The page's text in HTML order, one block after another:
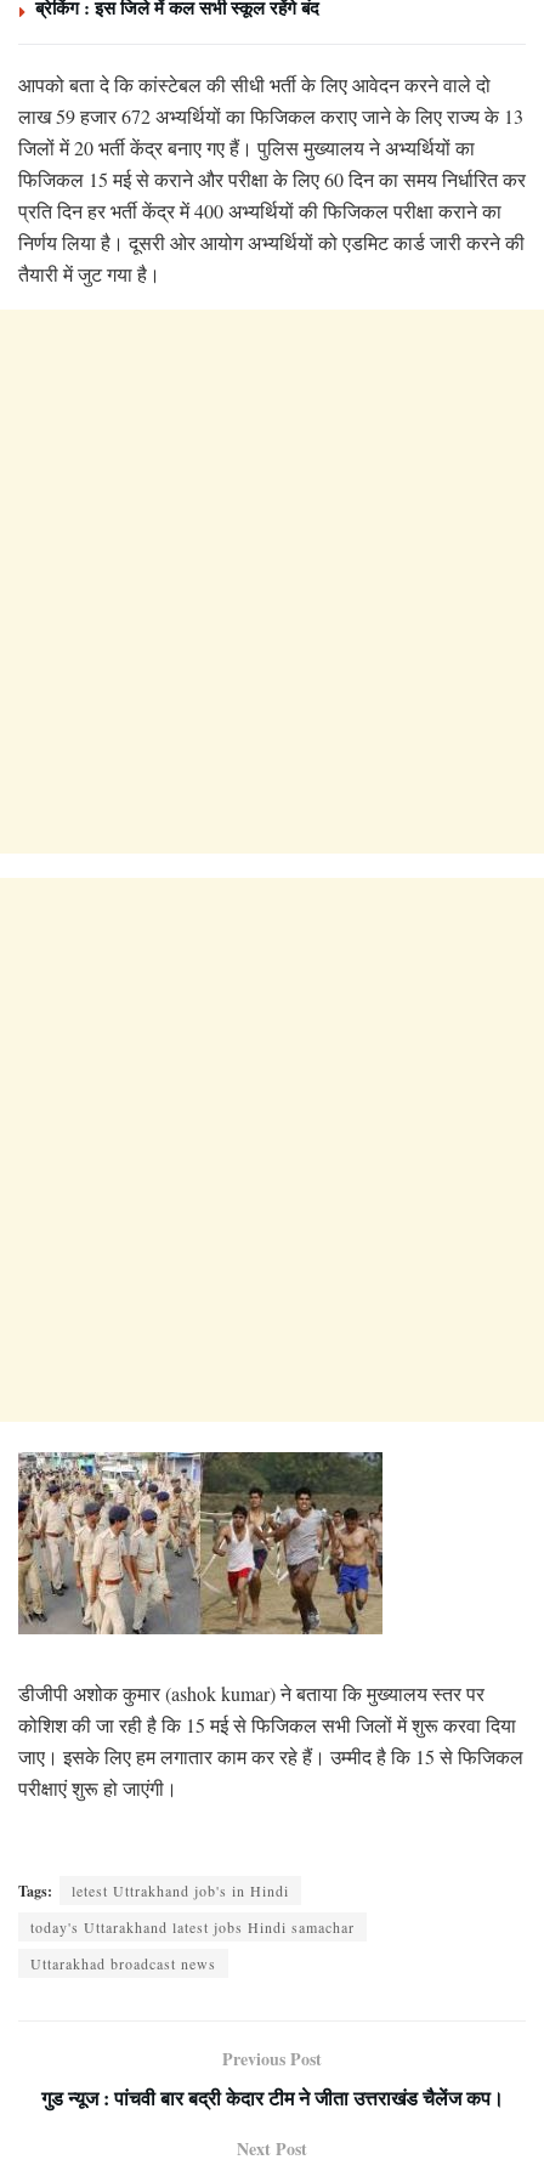
ब्रेकिंग : इस जिले में कल सभी स्कूल रहेंगे बंद
आपको बता दे कि कांस्टेबल की सीधी भर्ती के लिए आवेदन करने वाले दो
लाख 59 हजार 672 अभ्यर्थियों का फिजिकल कराए जाने के लिए राज्य के 13
जिलों में 20 भर्ती केंद्र बनाए गए हैं। पुलिस मुख्यालय ने अभ्यर्थियों का
फिजिकल 15 मई से कराने और परीक्षा के लिए 60 दिन का समय निर्धारित कर
प्रति दिन हर भर्ती केंद्र में 400 अभ्यर्थियों की फिजिकल परीक्षा कराने का
निर्णय लिया है। दूसरी ओर आयोग अभ्यर्थियों को एडमिट कार्ड जारी करने की
तैयारी में जुट गया है।
डीजीपी अशोक कुमार (ashok kumar) ने बताया कि मुख्यालय स्तर पर
कोशिश की जा रही है कि 15 मई से फिजिकल सभी जिलों में शुरू करवा दिया
जाए। इसके लिए हम लगातार काम कर रहे हैं। उम्मीद है कि 15 से फिजिकल
परीक्षाएं शुरू हो जाएंगी।
Tags:
letest Uttrakhand job's in Hindi
today's Uttarakhand latest jobs Hindi samachar
Uttarakhad broadcast news
Previous Post
गुड न्यूज : पांचवी बार बद्री केदार टीम ने जीता उत्तराखंड चैलेंज कप।
Next Post